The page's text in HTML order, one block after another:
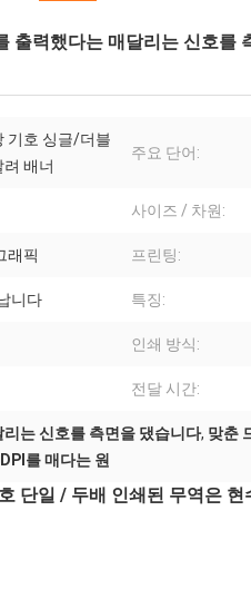
출력했다는 매달리는 신호를
기호 싱글/더블
배너
주요 단어:
사이즈 / 차원:
래픽 프린팅:
니다 특징:
인쇄 방식:
전달 시간:
는 신호를 측면을 댔습니다, 맞춘
를 매다는 원
단일 / 두배 인쇄된 무역은